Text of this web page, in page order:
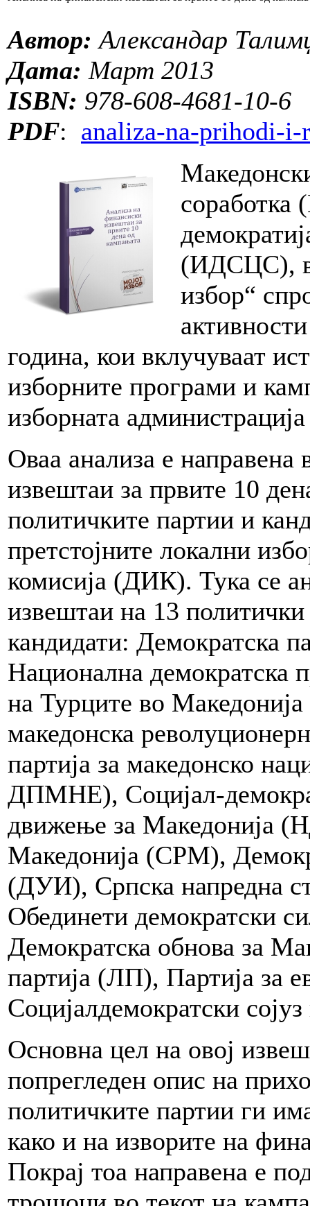
Автор: Александар
Дата: Март 2013
ISBN: 978-608-4681-10-6
PDF: analiza-na-prihodi-
(ИДСЦС),
избор“
година, кои вклучуваат
изборните програми и
изборната
Оваа анализа е направена
извештаи за првите 10
политичките партии и
претстојните локални
комисија (ДИК). Тука се
извештаи на 13
кандидати: Демократска
Национална демократска
на Турците во
македонска
партија за македонско
ДПМНЕ), Социјал-
движење за Македонија
Македонија (СРМ),
(ДУИ), Српска напредна
Обединети демократски
Демократска обнова за
партија (ЛП), Партија за
Социјалдемократски
Основна цел на овој
попрегледен опис на
политичките партии ги
како и на изворите на
Покрај тоа направена е